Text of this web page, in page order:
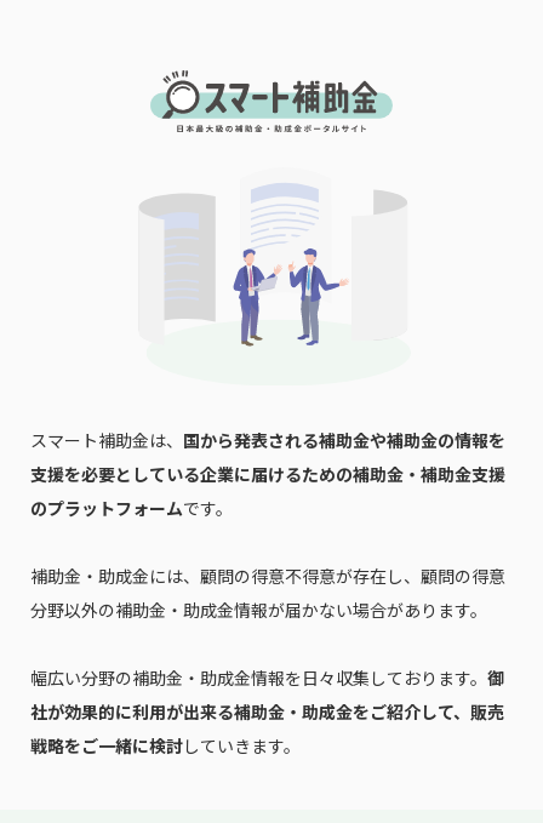
スマート補助金は、 国から発表される補助金や補助金の情報を
支援を必要としている企業に届けるための補助金・補助金支援
のプラットフォームです。
補助金・助成金には、顧問の得意不得意が存在し、顧問の得意
分野以外の補助金・助成金情報が届かない場合があります。
幅広い分野の補助金・助成金情報を日々収集しております。 御
社が効果的に利用が出来る補助金・助成金をご紹介して、販売
戦略をご一緒に検討していきます。